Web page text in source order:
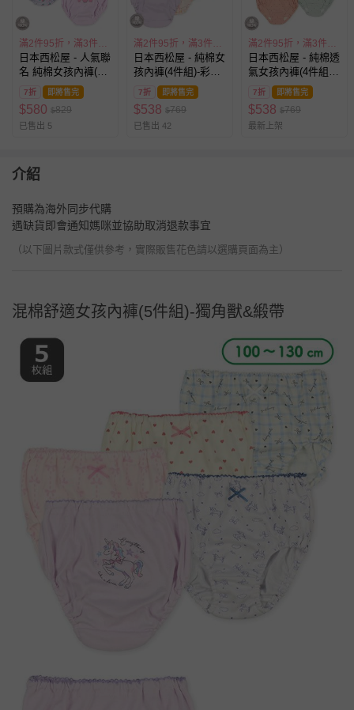
滿2件95折，滿3件9折
日本西松屋 - 人氣聯
名 純棉女孩內褲(3
件組)-米菲兔-粉紅紫
7折 即將售完
$580 $829
已售出 5
滿2件95折，滿3件9折
日本西松屋 - 純棉女
孩內褲(4件組)-彩虹/
獨角獸/雨傘-紫粉藍
7折 即將售完
$538 $769
已售出 42
滿2件95折，滿3件9折
日本西松屋 - 純棉透
氣女孩內褲(4件組)-
經典圓點-莫蘭迪系
7折 即將售完
$538 $769
最新上架
介紹
預購為海外同步代購
遇缺貨即會通知媽咪並協助取消退款事宜
（以下圖片款式僅供參考，實際販售花色請以選購頁面為主）
混棉舒適女孩內褲(5件組)-獨角獸&緞帶